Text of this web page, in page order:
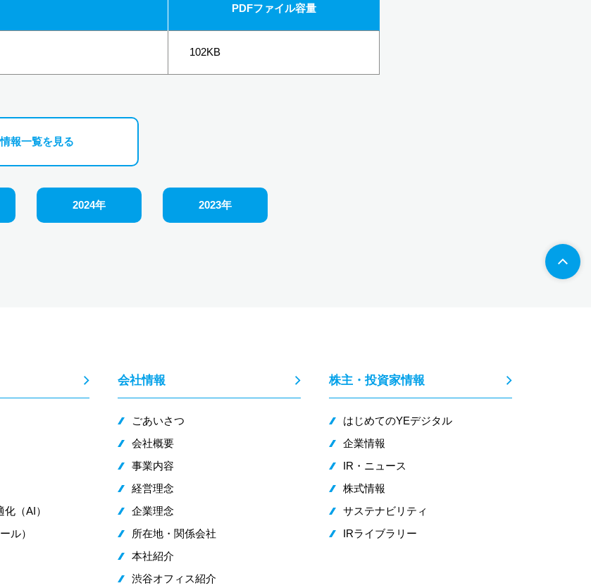
PDFファイル容量
102KB
報一覧を見る
2024年 2023年
（AI）
ル）
会社情報
ごあいさつ
会社概要
事業内容
経営理念
企業理念
所在地・関係会社
本社紹介
渋谷オフィス紹介
株主・投資家情報
はじめてのYEデジタル
企業情報
IR・ニュース
株式情報
サステナビリティ
IRライブラリー